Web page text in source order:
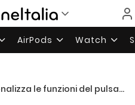
AirPods Watch
del pulsante “Slideshow” della schermata di blocco con Quick Frame – Cydia